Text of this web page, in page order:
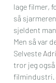
lage filmer,
så
sjeldent
Men så var
Selveste
tror jeg
filmindustri.